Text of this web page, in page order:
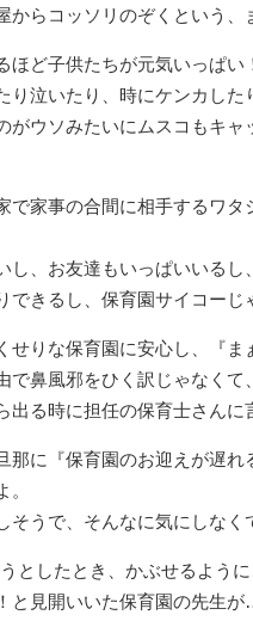
からコッソリのぞくという
ほど子供たちが元気いっぱい
り泣いたり、時にケンカした
がウソみたいにムスコもキ
で家事の合間に相手するワ
し、お友達もいっぱいいる
できるし、保育園サイコーじ
せりな保育園に安心し、『
で鼻風邪をひく訳じゃなく
出る時に担任の保育士さんに
那に『保育園のお迎えが遅
そうで、そんなに気にしな
としたとき、かぶせるよう
と見開いいた保育園の先生